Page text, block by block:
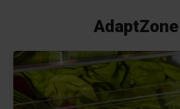
AdaptZone